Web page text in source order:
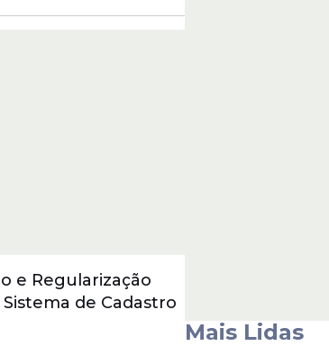
e Regularização
de Cadastro
Mais Lidas